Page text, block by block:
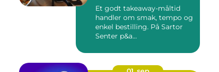
Et godt takeaway-måltid
handler om smak, tempo og
enkel bestilling. På Sartor
Senter p&a...